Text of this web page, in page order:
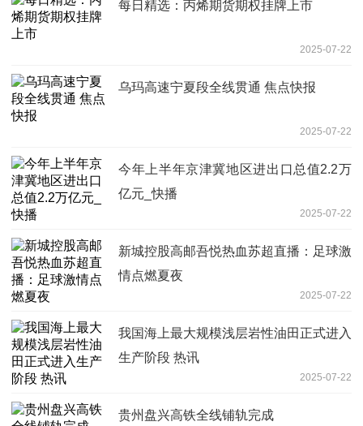
每日精选：丙烯期货期权挂牌上市
2025-07-22
乌玛高速宁夏段全线贯通 焦点快报
2025-07-22
今年上半年京津冀地区进出口总值2.2万
亿元_快播
2025-07-22
新城控股高邮吾悦热血苏超直播：足球激
情点燃夏夜
2025-07-22
我国海上最大规模浅层岩性油田正式进入
生产阶段 热讯
2025-07-22
贵州盘兴高铁全线铺轨完成